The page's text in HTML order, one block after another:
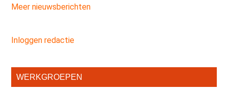
Meer nieuwsberichten
Inloggen redactie
Secundaire
WERKGROEPEN